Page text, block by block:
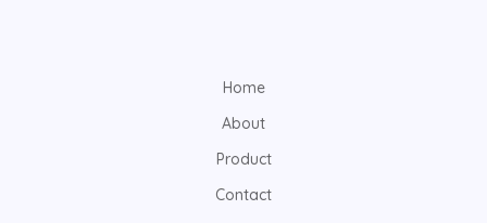
Home
About
Product
Contact